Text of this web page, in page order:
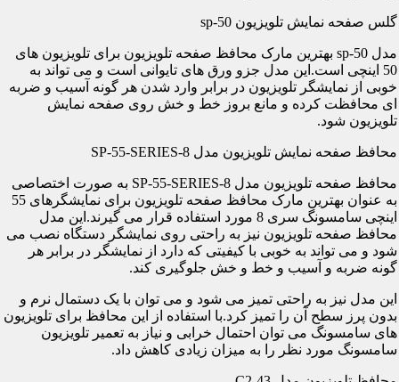
گلس صفحه نمایش تلویزیون sp-50
مدل sp-50 بهترین مارک محافظ صفحه تلویزیون برای تلویزیون های
50 اینچی است.این مدل جزو ورق های تایوانی است و می تواند به
خوبی از نمایشگر تلویزیون در برابر وارد شدن هر گونه آسیب و ضربه
ای محافظت کرده و مانع بروز خط و خش روی صفحه نمایش
تلویزیون شود.
محافظ صفحه نمایش تلویزیون مدل SP-55-SERIES-8
محافظ صفحه تلویزیون مدل SP-55-SERIES-8 به صورت اختصاصی
به عنوان بهترین مارک محافظ صفحه تلویزیون برای نمایشگرهای 55
اینچی سامسونگ سری 8 مورد استفاده قرار می گیرند.این مدل
محافظ صفحه تلویزیون نیز به راحتی روی نمایشگر دستگاه نصب می
شود و می تواند به خوبی با کیفیتی که دارد از نمایشگر در برابر هر
گونه ضربه و آسیب و خط و خش جلوگیری کند.
این مدل نیز به راحتی تمیز می شود و می توان با یک دستمال نرم و
بدون پرز سطح آن را تمیز کرد.با استفاده از این محافظ برای تلویزیون
های سامسونگ می توان احتمال خرابی و نیاز به تعمیر تلویزیون
سامسونگ مورد نظر را به میزان زیادی کاهش داد.